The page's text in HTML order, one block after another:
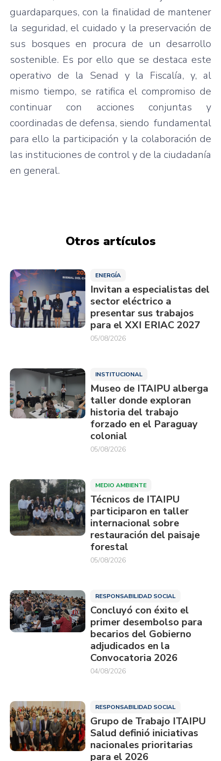
guardaparques, con la finalidad de mantener
la seguridad, el cuidado y la preservación de
sus bosques en procura de un desarrollo
sostenible. Es por ello que se destaca este
operativo de la Senad y la Fiscalía, y, al
mismo tiempo, se ratifica el compromiso de
continuar con acciones conjuntas y
coordinadas de defensa, siendo fundamental
para ello la participación y la colaboración de
las instituciones de control y de la ciudadanía
en general.
Otros artículos
ENERGÍA
Invitan a especialistas del
sector eléctrico a
presentar sus trabajos
para el XXI ERIAC 2027
05/08/2026
INSTITUCIONAL
Museo de ITAIPU alberga
taller donde exploran
historia del trabajo
forzado en el Paraguay
colonial
05/08/2026
MEDIO AMBIENTE
Técnicos de ITAIPU
participaron en taller
internacional sobre
restauración del paisaje
forestal
05/08/2026
RESPONSABILIDAD SOCIAL
Concluyó con éxito el
primer desembolso para
becarios del Gobierno
adjudicados en la
Convocatoria 2026
04/08/2026
RESPONSABILIDAD SOCIAL
Grupo de Trabajo ITAIPU
Salud definió iniciativas
nacionales prioritarias
para el 2026